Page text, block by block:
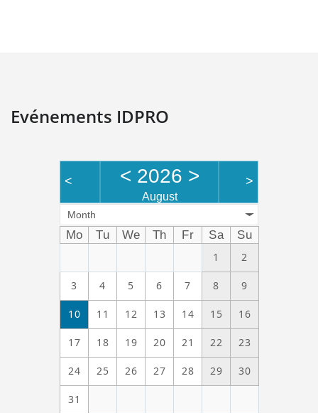
Evénements IDPRO
< < 2026 >
August
>
Month
Mo Tu We Th Fr Sa
Su
1
2
3 4 5 6 7 8 9
10 11 12 13 14 15 16
17 18 19 20 21 22 23
24 25 26 27 28 29 30
31